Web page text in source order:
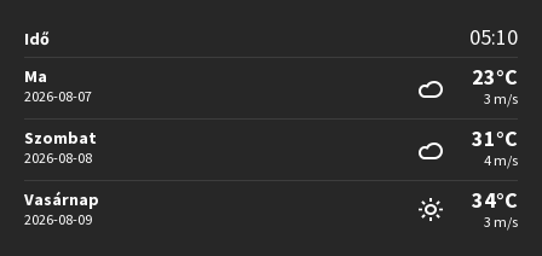
Idő 05:10
Ma
2026-08-07
23°C
3 m/s
Szombat
2026-08-08
31°C
4 m/s
Vasárnap
2026-08-09
34°C
3 m/s